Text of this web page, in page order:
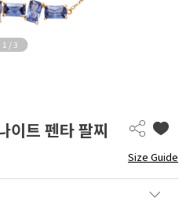
1 / 3
이트 펜타 팔찌
Size Guide